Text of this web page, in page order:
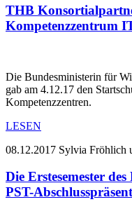
THB
Kompetenzzentrum
Die Bundesministerin für
gab am 4.12.17 den
Kompetenzzentren.
LESEN
08.12.2017 Sylvia Fröhlich
Die Erstesemester
PST-